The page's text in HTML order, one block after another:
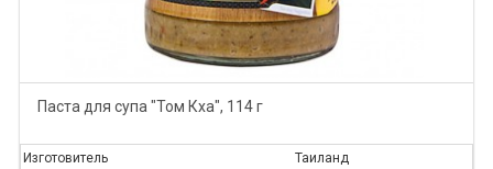
Паста для супа "Том Кха", 114 г
Изготовитель Таиланд